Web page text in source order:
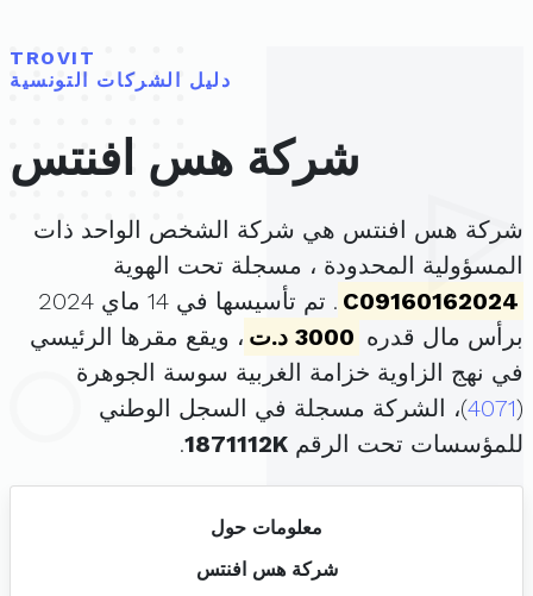
TROVIT
دليل الشركات التونسية
شركة هس افنتس
شركة هس افنتس هي شركة الشخص الواحد ذات
المسؤولية المحدودة ، مسجلة تحت الهوية
C09160162024
. تم تأسيسها في 14 ماي 2024
برأس مال قدره 3000 د.ت
، ويقع مقرها الرئيسي
في نهج الزاوية خزامة الغربية سوسة الجوهرة
(
4071)، الشركة مسجلة في السجل الوطني
للمؤسسات تحت الرقم 1871112K
.
معلومات حول
شركة هس افنتس